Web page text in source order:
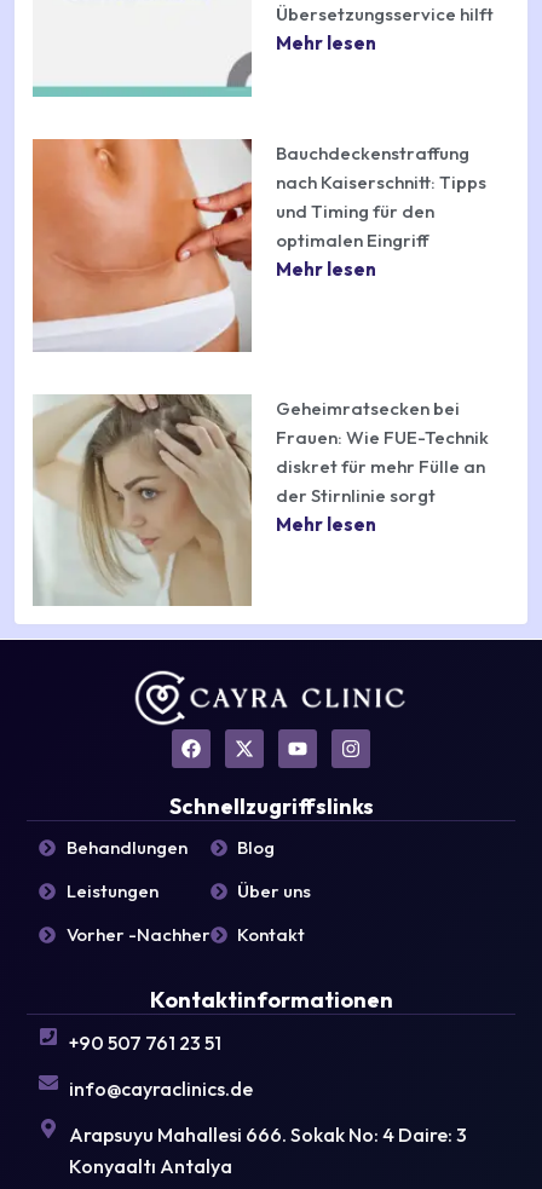
Übersetzungsservice hilft
Mehr lesen
Bauchdeckenstraffung
nach Kaiserschnitt: Tipps
und Timing für den
optimalen Eingriff
Mehr lesen
Geheimratsecken bei
Frauen: Wie FUE-Technik
diskret für mehr Fülle an
der Stirnlinie sorgt
Mehr lesen
F
a
e
b
X
-
w
i
t
r
Y
o
t
u
I
n
t
a
Schnellzugriffslinks
Behandlungen
Leistungen
Vorher -Nachher
Blog
Über uns
Kontakt
Kontaktinformationen
+90 507 761 23 51
info@cayraclinics.de
Arapsuyu Mahallesi 666. Sokak No: 4 Daire: 3
Konyaaltı Antalya